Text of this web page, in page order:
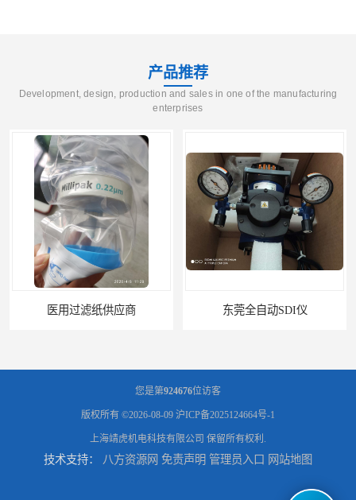
产品推荐
Development, design, production and sales in one of the manufacturing
enterprises
医用过滤纸供应商 东莞全自动SDI仪
您是第924676位访客
版权所有 ©2026-08-09 沪ICP备2025124664号-1
上海靖虎机电科技有限公司 保留所有权利.
技术支持： 八方资源网 免责声明 管理员入口 网站地图